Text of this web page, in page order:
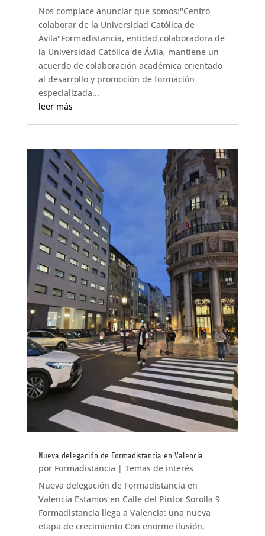
Nos complace anunciar que somos:"Centro
colaborar de la Universidad Católica de
Ávila"Formadistancia, entidad colaboradora de
la Universidad Católica de Ávila, mantiene un
acuerdo de colaboración académica orientado
al desarrollo y promoción de formación
especializada...
leer más
Nueva delegación de Formadistancia en Valencia
por Formadistancia | Temas de interés
Nueva delegación de Formadistancia en
Valencia Estamos en Calle del Pintor Sorolla 9
Formadistancia llega a Valencia: una nueva
etapa de crecimiento Con enorme ilusión,